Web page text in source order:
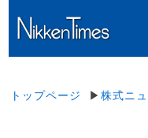
トップページ ▶株式ニ